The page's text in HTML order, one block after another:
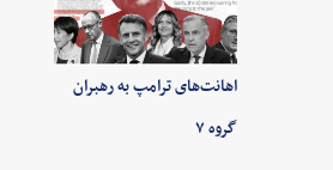
اهانت‌های ترامپ به رهبران
گروه ۷